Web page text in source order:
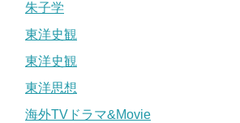
朱子学
東洋史観
東洋史観
東洋思想
海外TVドラマ&Movie